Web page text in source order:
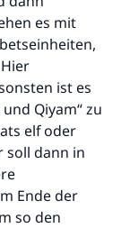
es mit
ist es
Qiyam“ zu
elf oder
soll dann in
Ende der
so den